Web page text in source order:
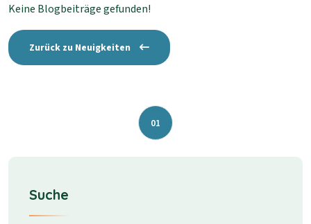
Keine Blogbeiträge gefunden!
Zurück zu Neuigkeiten
01
Suche